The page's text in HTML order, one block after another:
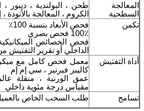
المعالجة
السطحية
طحن ، البولندية ، ديبور ،
الكروم ، المعالجة بالأنودة ،
تكمن
فحص الأبعاد بنسبة 100٪
100٪ فحص بصري
فحص الخصائص الميكانيكية
الداخلي أو تقرير
أداة التفتيش
معمل فحص كامل مع
كاليبر فيرنير ، سي إم إم
عمق الورنية ، منقلة
مقياس درجة مئوية داخلي
تسامح
طلب السحب الخاص